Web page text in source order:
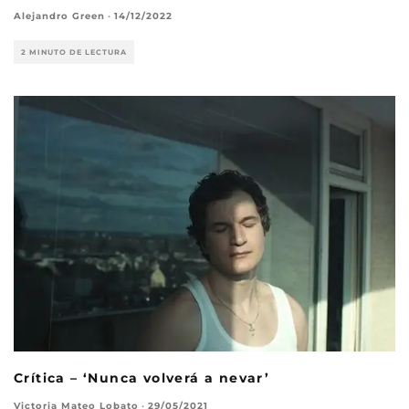
Alejandro Green · 14/12/2022
2 MINUTO DE LECTURA
Crítica – ‘Nunca volverá a nevar’
Victoria Mateo Lobato · 29/05/2021